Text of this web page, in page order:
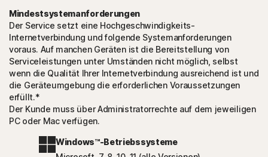
Mindestsystemanforderungen
Der Service setzt eine Hochgeschwindigkeits-
Internetverbindung und folgende Systemanforderungen
voraus. Auf manchen Geräten ist die Bereitstellung von
Serviceleistungen unter Umständen nicht möglich, selbst
wenn die Qualität Ihrer Internetverbindung ausreichend ist und
die Geräteumgebung die erforderlichen Voraussetzungen
erfüllt.*
Der Kunde muss über Administratorrechte auf dem jeweiligen
PC oder Mac verfügen.
Windows™-Betriebssysteme